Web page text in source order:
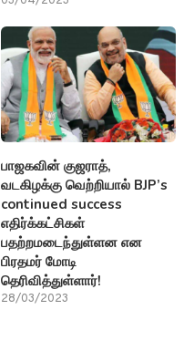
பாஜகவின் குஜராத்,
வடகிழக்கு வெற்றியால் BJP’s
continued success
எதிர்க்கட்சிகள்
பதற்றமடைந்துள்ளன என
பிரதமர் மோடி
தெரிவித்துள்ளார்!
28/03/2023